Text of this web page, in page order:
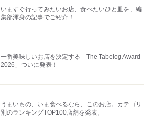
いますぐ行ってみたいお店、食べたいひと皿を、編
集部渾身の記事でご紹介！
一番美味しいお店を決定する「The Tabelog Award
2026」ついに発表！
うまいもの、いま食べるなら、このお店。カテゴリ
別のランキングTOP100店舗を発表。